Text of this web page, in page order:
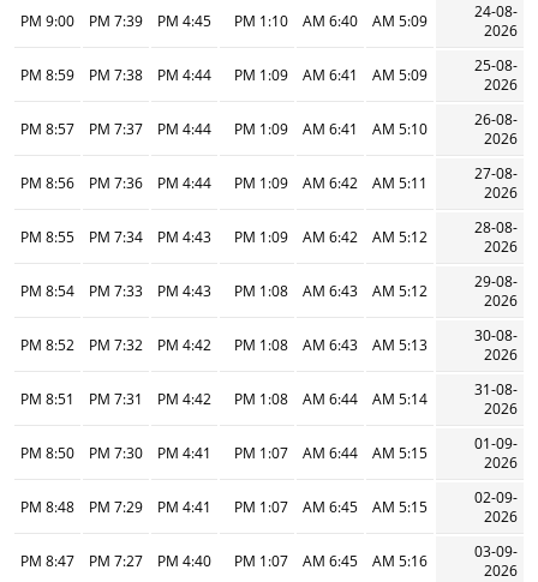
24-08-
2026
5:09 AM
6:40 AM
1:10 PM
4:45 PM
7:39 PM
9:00 PM
25-08-
2026
5:09 AM
6:41 AM
1:09 PM
4:44 PM
7:38 PM
8:59 PM
26-08-
2026
5:10 AM
6:41 AM
1:09 PM
4:44 PM
7:37 PM
8:57 PM
27-08-
2026
5:11 AM
6:42 AM
1:09 PM
4:44 PM
7:36 PM
8:56 PM
28-08-
2026
5:12 AM
6:42 AM
1:09 PM
4:43 PM
7:34 PM
8:55 PM
29-08-
2026
5:12 AM
6:43 AM
1:08 PM
4:43 PM
7:33 PM
8:54 PM
30-08-
2026
5:13 AM
6:43 AM
1:08 PM
4:42 PM
7:32 PM
8:52 PM
31-08-
2026
5:14 AM
6:44 AM
1:08 PM
4:42 PM
7:31 PM
8:51 PM
01-09-
2026
5:15 AM
6:44 AM
1:07 PM
4:41 PM
7:30 PM
8:50 PM
02-09-
2026
5:15 AM
6:45 AM
1:07 PM
4:41 PM
7:29 PM
8:48 PM
03-09-
2026
5:16 AM
6:45 AM
1:07 PM
4:40 PM
7:27 PM
8:47 PM